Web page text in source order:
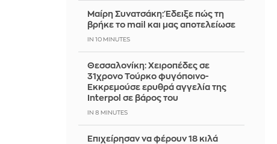
Μαίρη Συνατσάκη: Έδειξε πώς τη
βρήκε το mail και μας αποτελείωσε
IN 10 MINUTES
Θεσσαλονίκη: Χειροπέδες σε
31χρονο Τούρκο φυγόποινο-
Εκκρεμούσε ερυθρά αγγελία της
Interpol σε βάρος του
IN 8 MINUTES
Επιχείρησαν να φέρουν 18 κιλά